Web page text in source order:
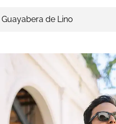
Guayabera de Lino